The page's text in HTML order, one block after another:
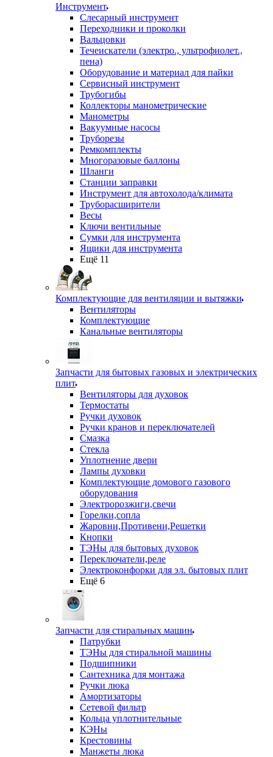
Инструмент
Слесарный инструмент
Переходники и проколки
Вальцовки
Течеискатели (электро., ультрофиолет.,
пена)
Оборудование и материал для пайки
Сервисный инструмент
Трубогибы
Коллекторы манометрические
Манометры
Вакуумные насосы
Труборезы
Ремкомплекты
Многоразовые баллоны
Шланги
Станции заправки
Инструмент для автохолода/климата
Труборасширители
Весы
Ключи вентильные
Сумки для инструмента
Ящики для инструмента
Ещё 11
Комплектующие для вентиляции и вытяжки
Вентиляторы
Комплектующие
Канальные вентиляторы
Запчасти для бытовых газовых и электрических
плит
Вентиляторы для духовок
Термостаты
Ручки духовок
Ручки кранов и переключателей
Смазка
Стекла
Уплотнение двери
Лампы духовки
Комплектующие домового газового
оборудования
Электророзжиги,свечи
Горелки,сопла
Жаровни,Противени,Решетки
Кнопки
ТЭНы для бытовых духовок
Переключатели,реле
Электроконфорки для эл. бытовых плит
Ещё 6
Запчасти для стиральных машин
Патрубки
ТЭНы для стиральной машины
Подшипники
Сантехника для монтажа
Ручки люка
Амортизаторы
Сетевой фильтр
Кольца уплотнительные
КЭНы
Крестовины
Манжеты люка